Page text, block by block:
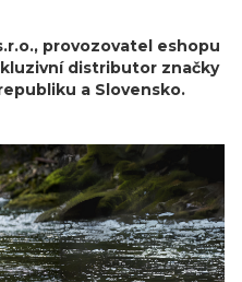
provozovatel eshopu
distributor značky
a Slovensko.